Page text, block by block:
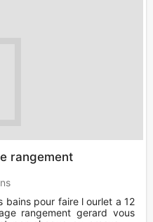
rangement
bains pour faire l ourlet a 12
rangement gerard vous